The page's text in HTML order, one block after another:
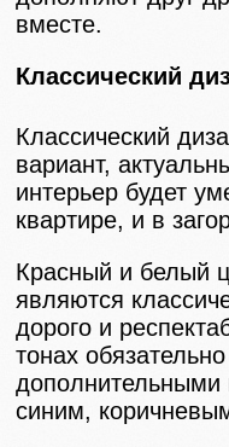
вместе.
Классический
Классический
вариант,
интерьер будет
квартире, и в
Красный и белый
являются
дорого и
тонах
синим,